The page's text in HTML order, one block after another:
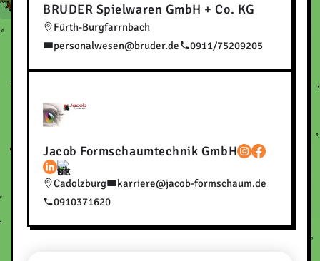
BRUDER Spielwaren GmbH + Co. KG
Fürth-Burgfarrnbach
personalwesen@bruder.de
0911/75209205
Jacob Formschaumtechnik GmbH
Cadolzburg
karriere@jacob-formschaum.de
0910371620